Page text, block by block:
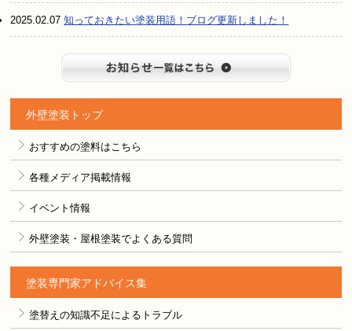
2025.02.07知っておきたい塗装用語！ブログ更新しました！
外壁塗装トップ
おすすめの塗料はこちら
各種メディア掲載情報
イベント情報
外壁塗装・屋根塗装でよくある質問
塗装専門家アドバイス集
塗替えの知識不足によるトラブル